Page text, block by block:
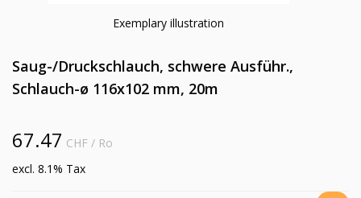
Exemplary illustration
Saug-/Druckschlauch, schwere Ausführ.,
Schlauch-ø 116x102 mm, 20m
67.47 CHF / Ro
excl. 8.1% Tax